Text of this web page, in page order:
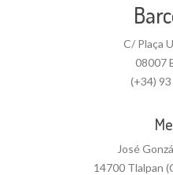
C/ Plaça
08007
(+34)
José
14700 Tlalpan